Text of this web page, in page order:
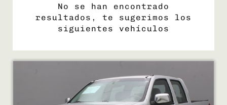
COMPRÁ
No se han encontrado
resultados, te sugerimos los
siguientes vehículos